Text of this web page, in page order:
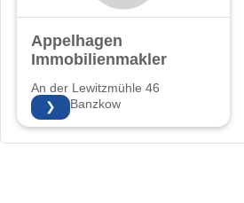
Appelhagen
Immobilienmakler
An der Lewitzmühle 46
19079 Banzkow
❯